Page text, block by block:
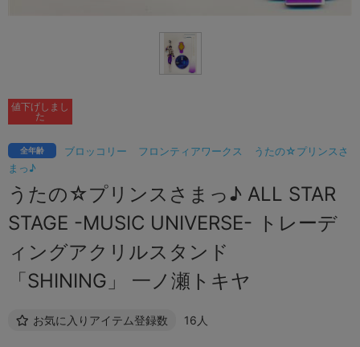
ブロッコリー フロンティアワークス
うたの☆プリンスさ
まっ♪
全年齢
うたの☆プリンスさまっ♪ ALL STAR
STAGE -MUSIC UNIVERSE- トレーデ
ィングアクリルスタンド
「SHINING」 一ノ瀬トキヤ
お気に入りアイテム登録数 16人
値下げしまし
た